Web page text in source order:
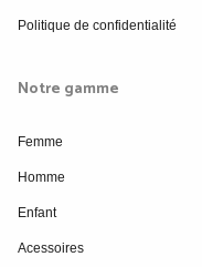
Politique de confidentialité
Notre gamme
Femme
Homme
Enfant
Acessoires